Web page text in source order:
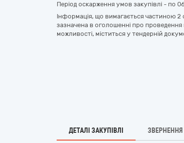
Період оскарження умов закупівлі - по
Інформація, що вимагається частиною 2
зазначена в оголошенні про проведення
можливості, міститься у тендерній
ДЕТАЛІ ЗАКУПІВЛІ ЗВЕРНЕННЯ